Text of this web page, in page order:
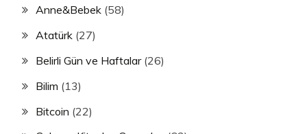
Anne&Bebek (58)
Atatürk (27)
Belirli Gün ve Haftalar(26)
Bilim (13)
Bitcoin (22)